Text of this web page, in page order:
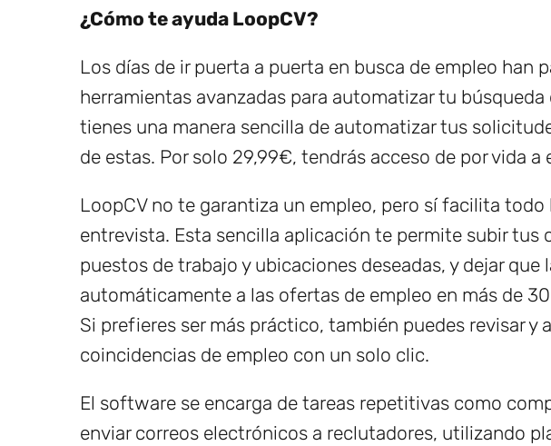
¿Cómo te ayuda LoopCV?
Los días de ir puerta a puerta en busca de empleo han
herramientas avanzadas para automatizar tu búsqueda
tienes una manera sencilla de automatizar tus
de estas. Por solo 29,99€, tendrás acceso de por vida a
LoopCV no te garantiza un empleo, pero sí facilita todo
entrevista. Esta sencilla aplicación te permite subir tus
puestos de trabajo y ubicaciones deseadas, y dejar
automáticamente a las ofertas de empleo en más de
Si prefieres ser más práctico, también puedes revisar y
coincidencias de empleo con un solo clic.
El software se encarga de tareas repetitivas como
enviar correos electrónicos a reclutadores, utilizando